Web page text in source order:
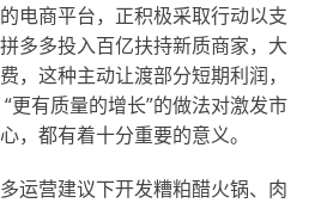
电商平台，正积极采取行动以支
多多投入百亿扶持新质商家，大
，这种主动让渡部分短期利润，
更有质量的增长”的做法对激发市
，都有着十分重要的意义。
运营建议下开发糟粕醋火锅、肉